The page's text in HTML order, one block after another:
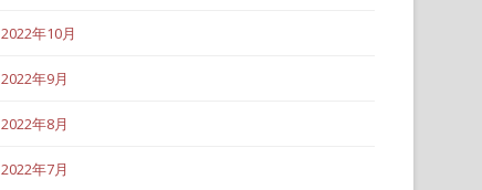
2022年10月
2022年9月
2022年8月
2022年7月